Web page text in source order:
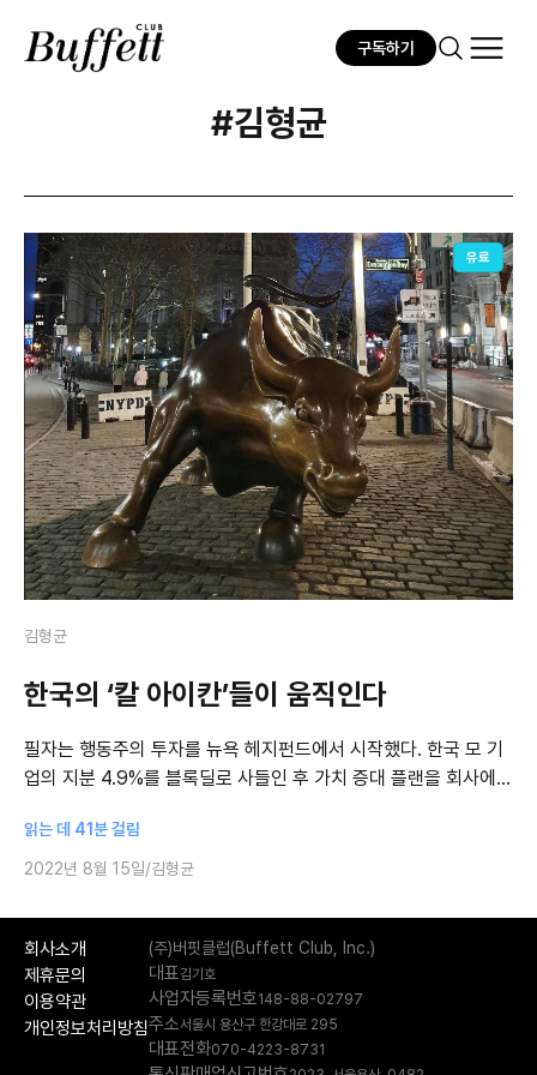
구독하기
#김형균
유료
김형균
한국의 ‘칼 아이칸’들이 움직인다
필자는 행동주의 투자를 뉴욕 헤지펀드에서 시작했다. 한국 모 기
업의 지분 4.9%를 블록딜로 사들인 후 가치 증대 플랜을 회사에
다. 이제 상황이 크
읽는 데 41분 걸림
2022년 8월 15일 김형균
회사소개
제휴문의
이용약관
개인정보처리방침
(주)버핏클럽(Buffett Club, Inc.)
대표김기호
사업자등록번호148-88-02797
주소서울시 용산구 한강대로 295
대표전화070-4223-8731